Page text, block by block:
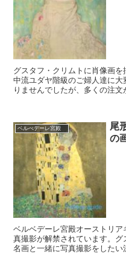
グスタフ・クリムトに肖像画
中流ユダヤ階級のご婦人達に
りませんでしたが、多くの注文
ベルべデーレ宮殿
尾
の
ベルベデーレ宮殿オーストリ
真撮影が解禁されています。
名画と一緒に写真撮影をしたい